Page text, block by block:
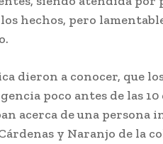
hechos, pero
dieron a conocer, que
poco antes de las 10
acerca de una persona
y Naranjo de la